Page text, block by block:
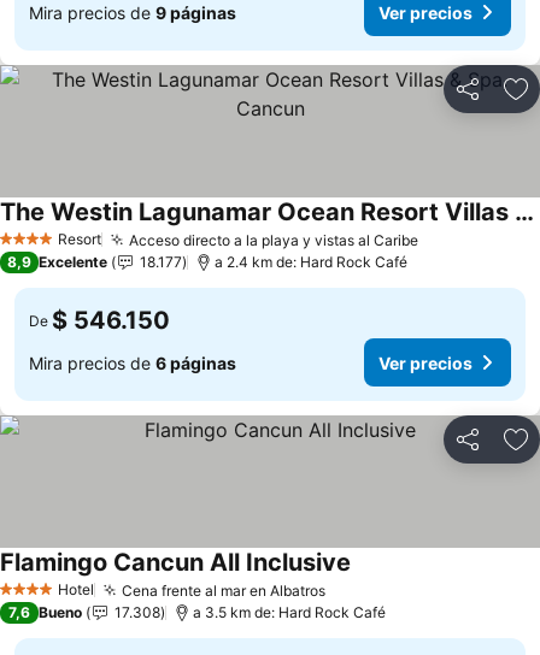
Mira precios de 9 páginas Ver precios
Compartir
4 EstrellasResort Acceso directo a la playa y vistas al CaribeVer precios
The Westin Lagunamar Ocean Resort Villas & Spa, Cancun
Ver precios
8,9 Excelente 18.177 a 2.4 km de: Hard Rock Café
De $ 546.150
Mira precios de 6 páginas Ver precios
Compartir
4 EstrellasHotel Cena frente al mar en AlbatrosVer precios
Flamingo Cancun All Inclusive
7,6 Bueno 17.308 a 3.5 km de: Hard Rock Café